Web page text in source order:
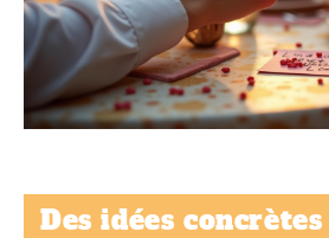
Des idées